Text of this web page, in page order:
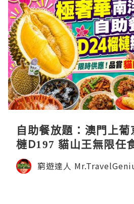
自助餐放題：澳門上
槤D197 貓山王無限任
窮遊達人